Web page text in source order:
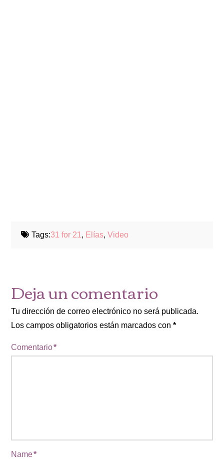
Tags:31 for 21, Elías,Video
Deja un comentario
Tu dirección de correo electrónico no será publicada.
Los campos obligatorios están marcados con*
Comentario*
Name*